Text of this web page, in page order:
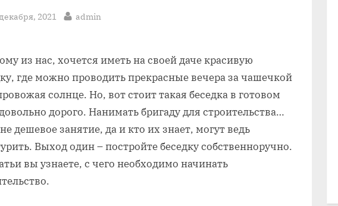
2021 By
admin
из нас, хочется иметь на своей даче красивую
где можно проводить прекрасные вечера за чашечкой
солнце. Но, вот стоит такая беседка в готовом
дорого. Нанимать бригаду для строительства…
дешевое занятие, да и кто их знает, могут ведь
Выход один – постройте беседку собственноручно.
вы узнаете, с чего необходимо начинать